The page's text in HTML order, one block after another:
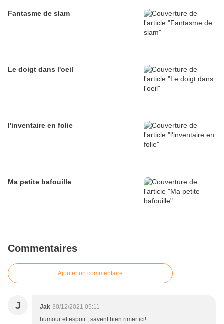
Fantasme de slam
Le doigt dans l'oeil
l'inventaire en folie
Ma petite bafouille
Commentaires
Ajouter un commentaire
J Jak 30/12/2021 05:11
humour et espoir , savent bien rimer ici!